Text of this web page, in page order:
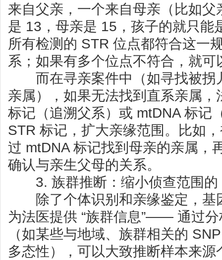
来自父亲，一个来自母亲（比如
是 13，母亲是 15，孩子的就只能
所有检测的 STR 位点都符合这一
系；如果有多个位点不符合，就可
而在寻亲案件中（如寻找被拐
亲属），如果无法找到直系亲属
标记（追溯父系）或 mtDNA 标记
STR 标记，扩大亲缘范围。比如
过 mtDNA 标记找到母亲的亲属，
确认与亲生父母的关系。
3. 族群推断：缩小侦查范围的
除了个体识别和亲缘鉴定，基
为法医提供 “族群信息”—— 通过
（如某些与地域、族群相关的
多态性），可以大致推断样本来